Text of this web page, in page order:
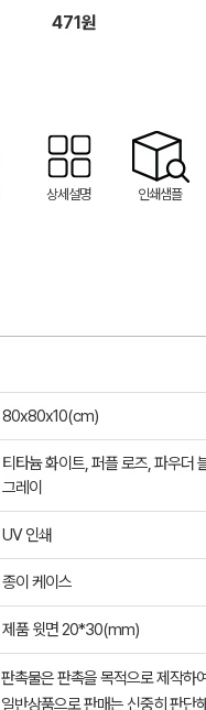
471원
상세설명 인쇄샘플
80x80x10(cm)
티타늄 화이트, 퍼플 로즈, 파우더
그레이
UV 인쇄
종이 케이스
제품 윗면 20*30(mm)
판촉물은 판촉을 목적으로 제작하
일반상품으로 판매는 신중히 판단